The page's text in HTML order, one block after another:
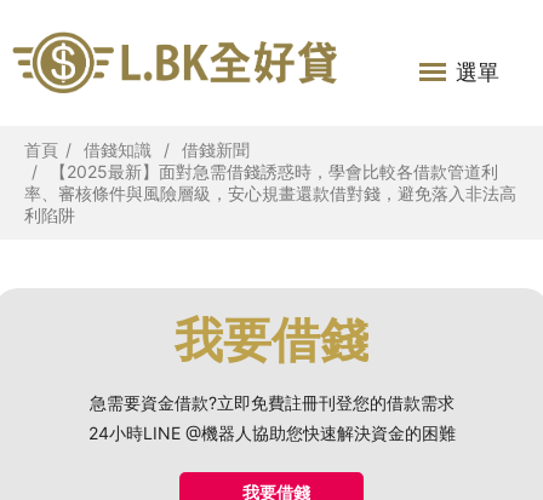
選單
首頁 借錢知識
借錢新聞
【2025最新】面對急需借錢誘惑時，學會比較各借款管道利
率、審核條件與風險層級，安心規畫還款借對錢，避免落入非法高
利陷阱
我要借錢
急需要資金借款?立即免費註冊刊登您的借款需求
24小時LINE @機器人協助您快速解決資金的困難
我要借錢